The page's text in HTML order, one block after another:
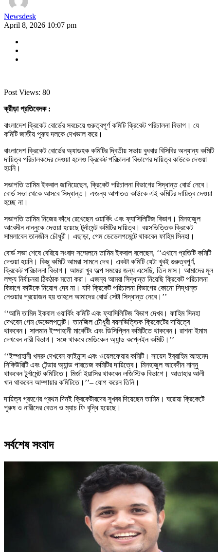
Newsdesk
April 8, 2026 10:07 pm
Post Views: 80
ক্রীড়া প্রতিবেদক :
বাংলাদেশ ক্রিকেট বোর্ডের সবচেয়ে গুরুত্বপূর্ণ কমিটি ক্রিকেট পরিচালনা বিভাগ। যে
কমিটি জাতীয় পুরুষ দলকে দেখভাল করে।
বাংলাদেশ ক্রিকেট বোর্ডের অ্যাডহক কমিটির দ্বিতীয় সভায় বুধবার বিসিবির অন্যান্য কমিটি
দায়িত্ব পরিচালকদের দেওয়া হলেও ক্রিকেট পরিচালনা বিভাগের দায়িত্ব কাউকে দেওয়া
হয়নি।
সভাপতি তামিম ইকবাল জানিয়েছেন, ক্রিকেট পরিচালনা বিভাগের সিদ্ধান্ত বোর্ড নেবে।
বোর্ড সভা থেকে আসবে সিদ্ধান্ত। এজন্য আপাতত কাউকে এই কমিটির দায়িত্ব দেওয়া
হচ্ছে না।
সভাপতি তামিম নিজের কাঁধে রেখেছেন ওয়ার্কিং এবং ফ্যাসিলিটিজ বিভাগ। মিনহাজুল
আবেদীন নান্নুকে দেওয়া হয়েছে টুর্নামেন্ট কমিটির দায়িত্ব। বয়সভিত্তিক ক্রিকেট
সামলাবেন তানজীল চৌধুরী। এছাড়া, গেম ডেভেলপমেন্টে থাকবেন ফাহিম সিনহা।
বোর্ড সভা শেষে বেরিয়ে সংবাদ সম্মেলনে তামিম ইকবাল বলেছেন, ‘‘এখানে প্রতিটি কমিটি
দেওয়া হয়নি। কিছু কমিটি আমরা সামনে দেব। একটা কমিটি যেটা খুবই গুরুত্বপূর্ণ,
ক্রিকেট পরিচালনা বিভাগ। আমরা খুব অল্প সময়ের জন্য এসেছি, তিন মাস। আমাদের মূল
লক্ষ্য নির্বাচনরা ঠিকঠাক মতো করা। এজন্য আমরা সিদ্ধান্ত নিয়েছি ক্রিকেট পরিচালনা
বিভাগে কাউকে নিয়োগ দেব না। যদি ক্রিকেট পরিচালনা বিভাগের কোনো সিদ্ধান্ত
নেওয়ার প্রয়োজন হয় তাহলে আমাদের বোর্ড সেটা সিদ্ধান্ত নেবে।’’
‘‘আমি তামিম ইকবাল ওয়ার্কিং কমিটি এবং ফ্যাসিলিটিজ বিভাগ দেখব। ফাহিম সিনহা
দেখবেন গেম ডেভেলপমেন্ট। তানজিল চৌধুরী বয়সভিত্তিক ক্রিকেটের দায়িত্বে
থাকবেন। সালমান ইস্পাহানী মার্কেটিং এবং ডিসিপ্লিন কমিটিতে থাকবেন। রাশনা ইমাম
দেখবেন নারী বিভাগ। সঙ্গে থাকবে মেডিকেল অ্যান্ড কপ্লেইন কমিটি।’’
‘‘ইস্পাহানী খসরু দেখবেন ফাইনান্স এবং ওয়েলফেয়ার কমিটি। সায়েদ ইব্রাহিম আহমেদ
সিকিউরিটি এবং টেন্ডার অ্যান্ড পারচেজ কমিটির দায়িত্বে। মিনহাজুল আবেদীন নান্নু
থাকবেন টুর্নামেন্ট কমিটিতে। মির্জা ইয়াসির থাকবেন লজিস্টিক বিভাগে। আতাহার আলী
খান থাকবেন আম্পায়ার কমিটিতে।’’– যোগ করেন তিনি।
দায়িত্ব গ্রহণের প্রথম দিনই ক্রিকেটারদের সুখবর দিয়েছেন তামিম। ঘরোয়া ক্রিকেটে
পুরুষ ও নারীদের বেতন ও ম্যাচ ফি বৃদ্ধি হয়েছে।
সর্বশেষ সংবাদ